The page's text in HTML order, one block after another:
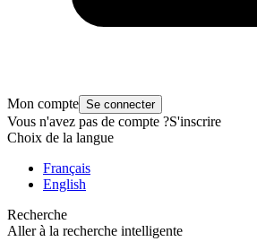
Mon compte Se connecter
Vous n'avez pas de compte ?S'inscrire
Choix de la langue
Français
English
Recherche
Aller à la recherche intelligente